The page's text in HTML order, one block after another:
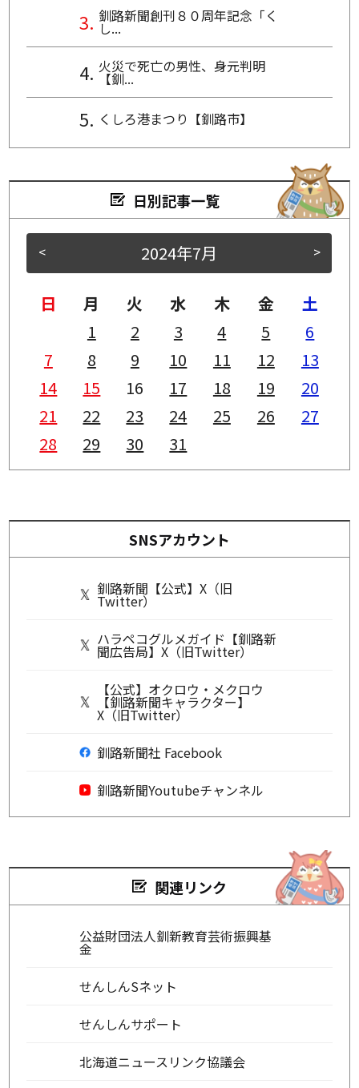
釧路新聞創刊８０周年記念「く
し...
火災で死亡の男性、身元判明
【釧...
くしろ港まつり【釧路市】
日別記事一覧
< >
2024年7月
日 月 火 水 木 金
土
1
2 3 4 5
6
7
8 9 10 11 12
13
14
15 16 17 18 19
20
21
22 23 24 25 26
27
28
29 30 31
SNSアカウント
釧路新聞【公式】X（旧
Twitter）
ハラペコグルメガイド【釧路新
聞広告局】X（旧Twitter）
【公式】オクロウ・メクロウ
【釧路新聞キャラクター】
X（旧Twitter）
釧路新聞社 Facebook
釧路新聞Youtubeチャンネル
関連リンク
公益財団法人釧新教育芸術振興基
金
せんしんSネット
せんしんサポート
北海道ニュースリンク協議会